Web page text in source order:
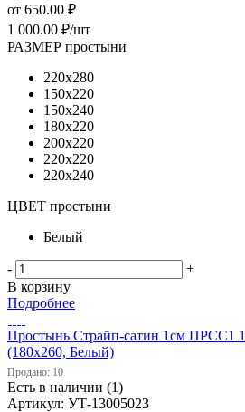
от 650.00 ₽
1 000.00 ₽/шт
РАЗМЕР простыни
220х280
150х220
150х240
180х220
200х220
220х220
220х240
ЦВЕТ простыни
Белый
-
+
В корзину
Подробнее
Простынь Страйп-сатин 1см ПРСС1
(180х260, Белый)
Продано: 10
Есть в наличии (1)
Артикул: УТ-13005023